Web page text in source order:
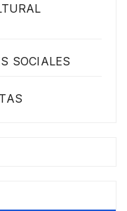
SOCIALES